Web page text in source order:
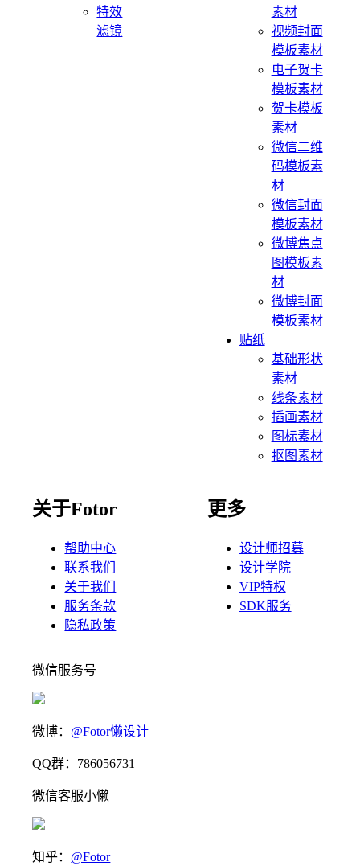
特效
滤镜
素材
视频封面
模板素材
电子贺卡
模板素材
贺卡模板
素材
微信二维
码模板素
材
微信封面
模板素材
微博焦点
图模板素
材
微博封面
模板素材
贴纸
基础形状
素材
线条素材
插画素材
图标素材
抠图素材
关于Fotor
帮助中心
联系我们
关于我们
服务条款
隐私政策
更多
设计师招募
设计学院
VIP特权
SDK服务
微信服务号
微博： @Fotor懒设计
QQ群：786056731
微信客服小懒
知乎： @Fotor